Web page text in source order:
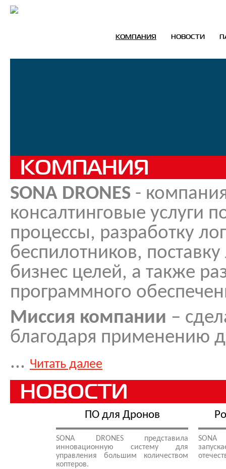
КОМПАНИЯ НОВОСТИ
КОМПАНИЯ
SONA DRONES -
консалтинговые услуги
процессы, разработку
беспилотников,
бизнес целей, а также
программного
Миссия компании –
благодаря применению
... Читать далее
НОВОСТИ
ПО для Дронов
SONA DRONES представила
инновационную систему для
управления большим количеством
коптеров.
SONA